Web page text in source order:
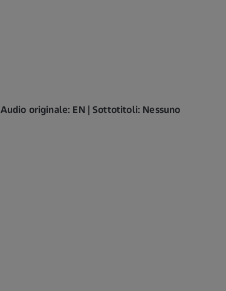
Audio originale: EN | Sottotitoli: Nessuno